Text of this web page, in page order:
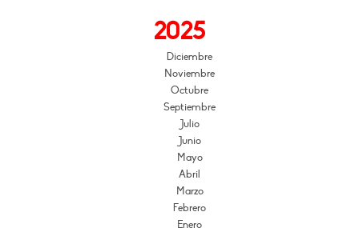
2025
Diciembre
Noviembre
Octubre
Septiembre
Julio
Junio
Mayo
Abril
Marzo
Febrero
Enero